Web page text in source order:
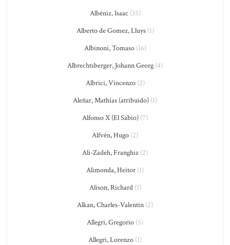
Albéniz, Isaac (35)
Alberto de Gomez, Lluys(1)
Albinoni, Tomaso(16)
Albrechtsberger, Johann Georg (4)
Albrici, Vincenzo(2)
Aleñar, Mathías (atribuido) (1)
Alfonso X (El Sabio) (7)
Alfvén, Hugo (2)
Ali-Zadeh, Franghiz (2)
Alimonda, Heitor (1)
Alison, Richard(1)
Alkan, Charles-Valentin (2)
Allegri, Gregorio (5)
Allegri, Lorenzo (1)